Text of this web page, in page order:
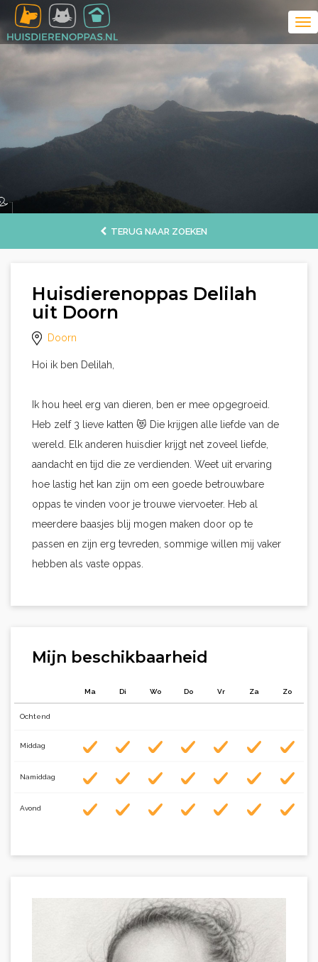
TERUG NAAR ZOEKEN
Huisdierenoppas Delilah
uit Doorn
Doorn
Hoi ik ben Delilah,
Ik hou heel erg van dieren, ben er mee opgegroeid.
Heb zelf 3 lieve katten 😻 Die krijgen alle liefde van de
wereld. Elk anderen huisdier krijgt net zoveel liefde,
aandacht en tijd die ze verdienden. Weet uit ervaring
hoe lastig het kan zijn om een goede betrouwbare
oppas te vinden voor je trouwe viervoeter. Heb al
meerdere baasjes blij mogen maken door op te
passen en zijn erg tevreden, sommige willen mij vaker
hebben als vaste oppas.
Mijn beschikbaarheid
Ma Di Wo Do Vr Za Zo
Ochtend
Middag
Namiddag
Avond